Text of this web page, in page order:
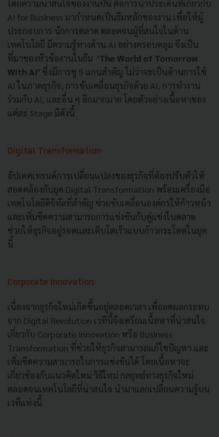
โดยความน่าสนใจของงานปีนี้ คือการนำประเด็นที่เกี่ยวกับ
AI for Business มากำหนดเป็นธีมหลักของงาน เพื่อให้ผู้
ประกอบการ นักการตลาด ตลอดจนผู้ที่สนใจในด้าน
เทคโนโลยี มีความรู้ทางด้าน AI อย่างครอบคลุม จึงเป็น
ที่มาของหัวข้องานในธีม ‘The World of Tomorrow
With AI’ ซึ่งมีการชู 5 แกนสำคัญ ไม่ว่าจะเป็นด้านการใช้
AI ในภาคธุรกิจ, การขับเคลื่อนธุรกิจด้วย AI, การทำงาน
ร่วมกับ AI, และอื่น ๆ อีกมากมาย โดยตัวอย่างเนื้อหาของ
แต่ละ Stage มีดังนี้
Digital Transformation
อัปเดตเทรนด์การเปลี่ยนแปลงของธุรกิจที่ต้องปรับตัวให้
สอดคล้องกับยุค Digital Transformation พร้อมเครื่องมือ
เทคโนโลยีดิจิทัลที่สำคัญ ช่วยขับเคลื่อนองค์กรให้ก้าวหน้า
และเพิ่มขีดความสามารถการแข่งขันกับคู่แข่งในตลาด
ช่วยให้ธุรกิจอยู่รอดและเติบโตเร็วแบบก้าวกระโดดในยุค
นี้
Corporate Innovation
เนื่องจากธุรกิจใหม่เกิดขึ้นอยู่ตลอดเวลา เพื่อลดผลกระทบ
จาก Digital Revolution เวทีนี้จึงเตรียมเนื้อหาที่น่าสนใจ
เกี่ยวกับ Corporate Innovation หรือ Business
Transformation ที่ช่วยให้ธุรกิจสามารถแก้ไขปัญหา และ
เพิ่มขีดความสามารถในการแข่งขันได้ โดยเนื้อหาจะ
เกี่ยวข้องกับแนวคิดใหม่ วิธีใหม่ กลยุทธ์ทางธุรกิจใหม่
ตลอดจนเทคโนโลยีที่น่าสนใจ นำมาแลกเปลี่ยนความรู้บน
เวทีแห่งนี้